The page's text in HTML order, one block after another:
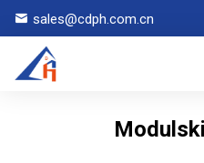
sales@cdph.com.cn